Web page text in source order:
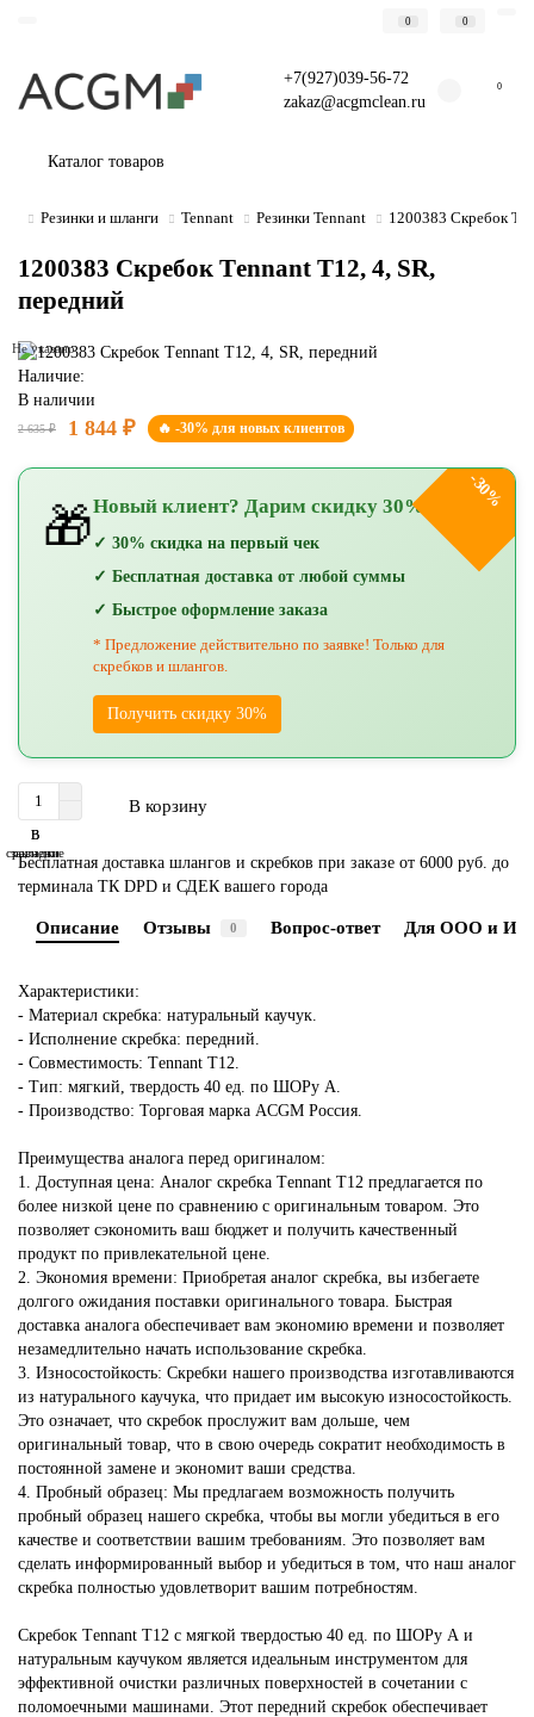
0 0
+7(927)039-56-72
zakaz@acgmclean.ru
0
Каталог товаров
Резинки и шланги Tennant Резинки Tennant 1200383 Скребок
1200383 Скребок Тennant T12, 4, SR,
передний
Не указано
Наличие:
В наличии
2 635 ₽ 1 844 ₽ 🔥 -30% для новых клиентов
-30%
🎁Новый клиент? Дарим скидку 30%!
✓ 30% скидка на первый чек
✓ Бесплатная доставка от любой суммы
✓ Быстрое оформление заказа
* Предложение действительно по заявке! Только для
скребков и шлангов.
Получить скидку 30%
В корзину
В
закладки
В
сравнение
Бесплатная доставка шлангов и скребков при заказе от 6000 руб. до
терминала ТК DPD и СДЕК вашего города
Описание Отзывы 0 Вопрос-ответ Для ООО и ИП
Характеристики:
- Материал скребка: натуральный каучук.
- Исполнение скребка: передний.
- Совместимость: Тennant T12.
- Тип: мягкий, твердость 40 ед. по ШОРу А.
- Производство: Торговая марка ACGM Россия.
Преимущества аналога перед оригиналом:
1. Доступная цена: Аналог скребка Тennant T12 предлагается по
более низкой цене по сравнению с оригинальным товаром. Это
позволяет сэкономить ваш бюджет и получить качественный
продукт по привлекательной цене.
2. Экономия времени: Приобретая аналог скребка, вы избегаете
долгого ожидания поставки оригинального товара. Быстрая
доставка аналога обеспечивает вам экономию времени и позволяет
незамедлительно начать использование скребка.
3. Износостойкость: Скребки нашего производства изготавливаются
из натурального каучука, что придает им высокую износостойкость.
Это означает, что скребок прослужит вам дольше, чем
оригинальный товар, что в свою очередь сократит необходимость в
постоянной замене и экономит ваши средства.
4. Пробный образец: Мы предлагаем возможность получить
пробный образец нашего скребка, чтобы вы могли убедиться в его
качестве и соответствии вашим требованиям. Это позволяет вам
сделать информированный выбор и убедиться в том, что наш аналог
скребка полностью удовлетворит вашим потребностям.
Скребок Тennant T12 с мягкой твердостью 40 ед. по ШОРу А и
натуральным каучуком является идеальным инструментом для
эффективной очистки различных поверхностей в сочетании с
поломоечными машинами. Этот передний скребок обеспечивает